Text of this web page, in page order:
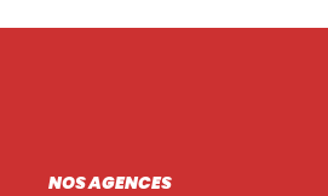
NOS AGENCES